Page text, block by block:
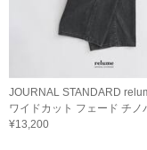
JOURNAL STANDARD
ワイドカット フェード チノ
¥13,200